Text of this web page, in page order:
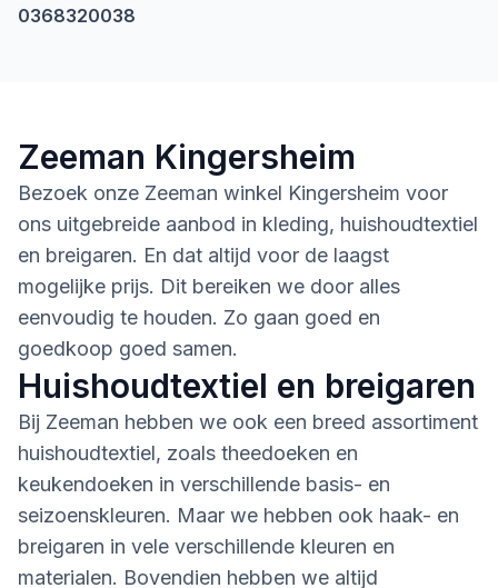
0368320038
Zeeman Kingersheim
Bezoek onze Zeeman winkel Kingersheim voor
ons uitgebreide aanbod in kleding, huishoudtextiel
en breigaren. En dat altijd voor de laagst
mogelijke prijs. Dit bereiken we door alles
eenvoudig te houden. Zo gaan goed en
goedkoop goed samen.
Huishoudtextiel en breigaren
Bij Zeeman hebben we ook een breed assortiment
huishoudtextiel, zoals theedoeken en
keukendoeken in verschillende basis- en
seizoenskleuren. Maar we hebben ook haak- en
breigaren in vele verschillende kleuren en
materialen. Bovendien hebben we altijd